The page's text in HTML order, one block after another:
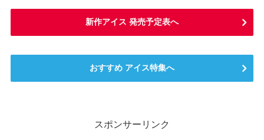
新作アイス 発売予定表へ
おすすめ アイス特集へ
スポンサーリンク